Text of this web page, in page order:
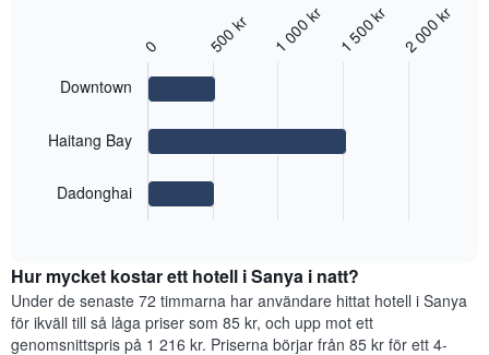
visar
har
det
genomsnittliga
rumspriset.
bars.
Diagrammet
visar
genomsnittliga
mest
populära
områdena.
Diagrammet
Downtown
Haitang Bay
Dadonghai
0 500 kr 1 000 kr 1 500 kr 2 000 kr
Hur mycket kostar ett hotell i Sanya i natt?
Under de senaste 72 timmarna har användare hittat hotell i Sanya
för ikväll till så låga priser som 85 kr, och upp mot ett
genomsnittspris på 1 216 kr. Priserna börjar från 85 kr för ett 4-